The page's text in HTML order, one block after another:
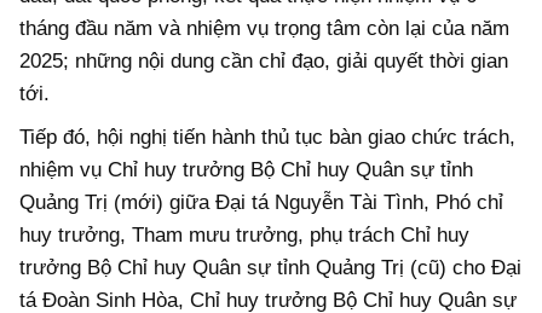
tháng đầu năm và nhiệm vụ trọng tâm còn lại của năm
2025; những nội dung cần chỉ đạo, giải quyết thời gian
tới.
Tiếp đó, hội nghị tiến hành thủ tục bàn giao chức trách,
nhiệm vụ Chỉ huy trưởng Bộ Chỉ huy Quân sự tỉnh
Quảng Trị (mới) giữa Đại tá Nguyễn Tài Tình, Phó chỉ
huy trưởng, Tham mưu trưởng, phụ trách Chỉ huy
trưởng Bộ Chỉ huy Quân sự tỉnh Quảng Trị (cũ) cho Đại
tá Đoàn Sinh Hòa, Chỉ huy trưởng Bộ Chỉ huy Quân sự